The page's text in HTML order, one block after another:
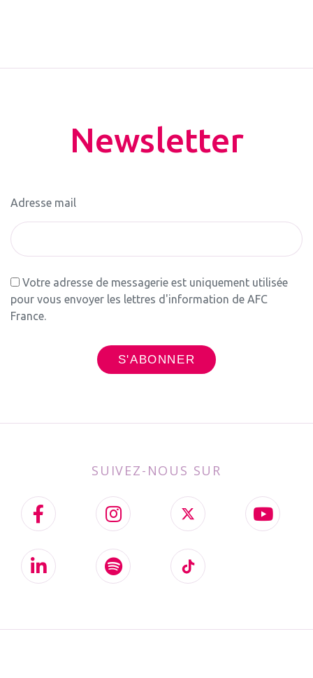
Newsletter
Adresse mail
Votre adresse de messagerie est uniquement utilisée
pour vous envoyer les lettres d'information de AFC
France.
SUIVEZ-NOUS SUR